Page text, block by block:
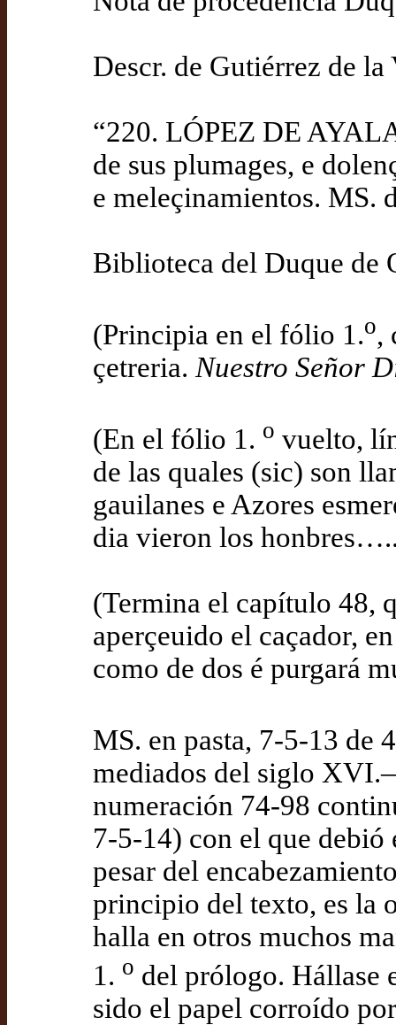
Descr. de Gutiérrez de
“220. LÓPEZ DE
de sus plumages, e
e meleçinamientos. MS.
Biblioteca del Duque de
(Principia en el fólio 1.o,
çetreria. Nuestro Señor
(En el fólio 1. o vuelto,
de las quales (sic) son
gauilanes e Azores
dia vieron los
(Termina el capítulo 48,
aperçeuido el caçador,
como de dos é purgará
MS. en pasta, 7-5-13 de
mediados del siglo
numeración 74-98
7-5-14) con el que debió
pesar del
principio del texto, es la
halla en otros muchos
1. o del prólogo. Hállase
sido el papel corroído